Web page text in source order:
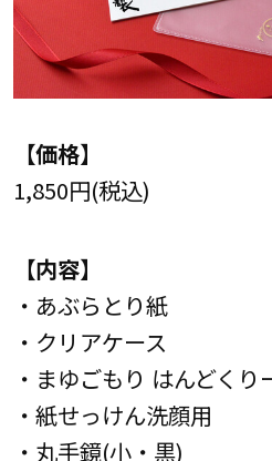
【価格】
1,850円(税込)
【内容】
・あぶらとり紙
・クリアケース
・まゆごもり はんどくり
・紙せっけん洗顔用
・丸手鏡(小・黒)